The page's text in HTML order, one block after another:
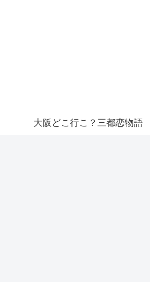
大阪どこ行こ？三都恋物語